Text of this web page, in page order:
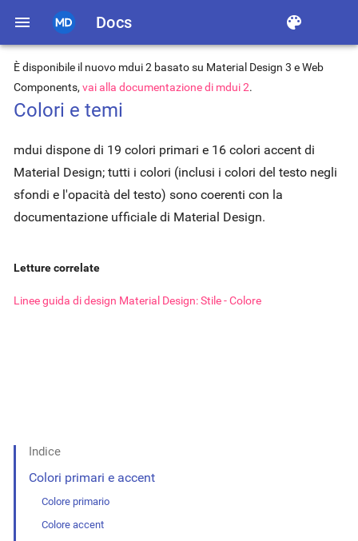
menu Docs color_lens
È disponibile il nuovo mdui 2 basato su Material Design 3 e Web
Components, vai alla documentazione di mdui 2.
Colori e temi
mdui dispone di 19 colori primari e 16 colori accent di
Material Design; tutti i colori (inclusi i colori del testo negli
sfondi e l'opacità del testo) sono coerenti con la
documentazione ufficiale di Material Design.
Letture correlate
Linee guida di design Material Design: Stile - Colore
Indice
Colori primari e accent
Colore primario
Colore accent